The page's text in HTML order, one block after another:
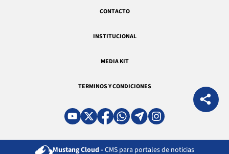
CONTACTO
INSTITUCIONAL
MEDIA KIT
TERMINOS Y CONDICIONES
Mustang Cloud - CMS para portales de noticias